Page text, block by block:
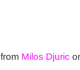
from Milos Djuric